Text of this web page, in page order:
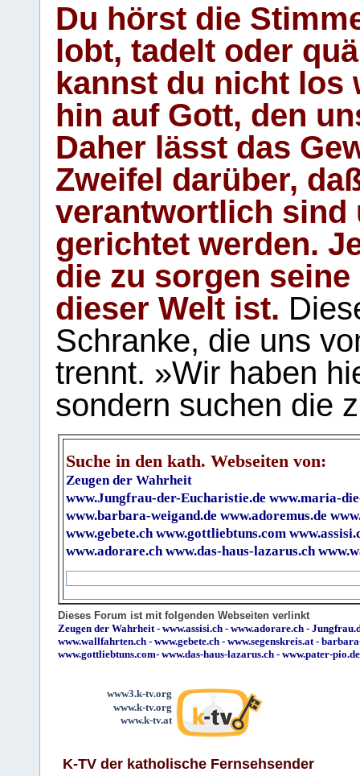
Du hörst die
lobt, tadelt oder
kannst du nicht los
hin auf Gott, den
Daher lässt das
Zweifel darüber,
verantwortlich sind
gerichtet werden.
die zu sorgen
dieser Welt ist.
Schranke, die uns
trennt. »Wir haben
sondern suchen die
Suche in den kath. Webseiten von:
Zeugen der Wahrheit
www.Jungfrau-der-Eucharistie.de www.maria-
www.barbara-weigand.de www.adoremus.de
www.gebete.ch www.gottliebtuns.com
www.adorare.ch www.das-haus-lazarus.ch
Dieses Forum ist mit folgenden Webseiten verlinkt
Zeugen der Wahrheit - www.assisi.ch - www.adorare.ch -
www.wallfahrten.ch - www.gebete.ch - www.segenskreis.at -
www.gottliebtuns.com- www.das-haus-lazarus.ch - www.pater-pio.de
www3.k-tv.org
www.k-tv.org
www.k-tv.at
K-TV der katholische Fernsehsender